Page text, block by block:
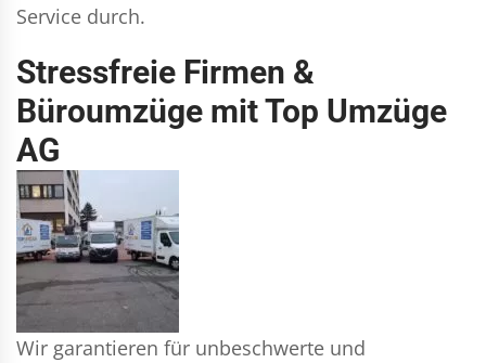
Service durch.
Stressfreie Firmen &
Büroumzüge mit Top Umzüge
AG
Wir garantieren für unbeschwerte und